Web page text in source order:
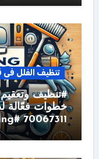
تنظيف الفلل فى
#تنظيف
خطوات فعّالة
70067311 #cleaning #شركه #toilet